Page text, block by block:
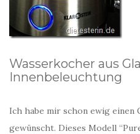
Wasserkocher aus
Innenbeleuchtung
Ich habe mir schon ewig einen
gewünscht. Dieses Modell